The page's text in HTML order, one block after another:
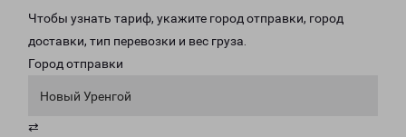
Чтобы узнать тариф, укажите город отправки, город
доставки, тип перевозки и вес груза.
Город отправки
Новый Уренгой
⇄